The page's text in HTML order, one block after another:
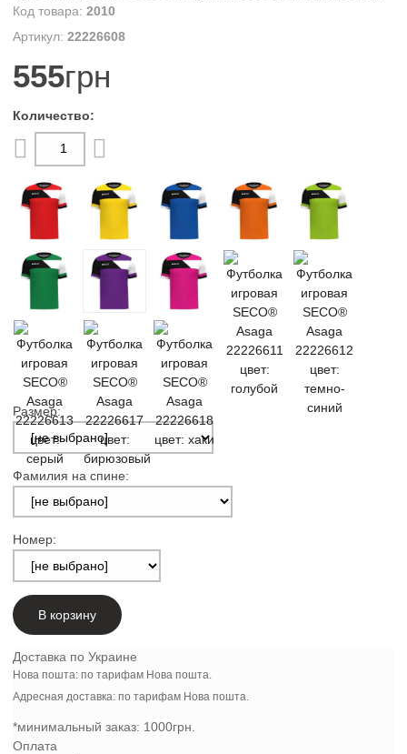
2010
22226608
555грн
Размер:
Фамилия на спине:
Номер:
В корзину
Доставка по Украине
Нова пошта: по тарифам Нова пошта.
Адресная доставка: по тарифам Нова пошта.
*минимальный заказ: 1000грн.
Оплата